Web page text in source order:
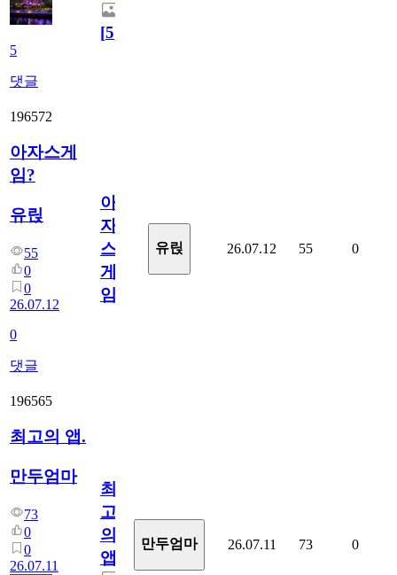
5
댓글
[5]
196572
아자스게
임?
유릱
55
0
0
26.07.12
0
댓글
아
자
스
게
임?
유릱 26.07.12 55 0
196565
최고의 앱.
만두엄마
73
0
0
26.07.11
최
고
의
앱.
만두엄마 26.07.11 73 0